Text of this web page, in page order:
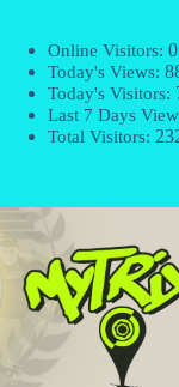
Online Visitors: 0
Today's Views:
Today's Visitors:
Last 7 Days
Total Visitors: